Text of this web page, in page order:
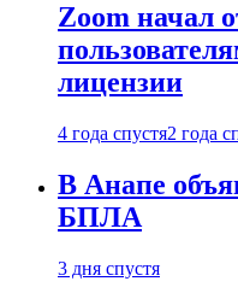
Zoom начал
лицензии
4 года спустя2 года
В Анапе
БПЛА
3 дня спустя